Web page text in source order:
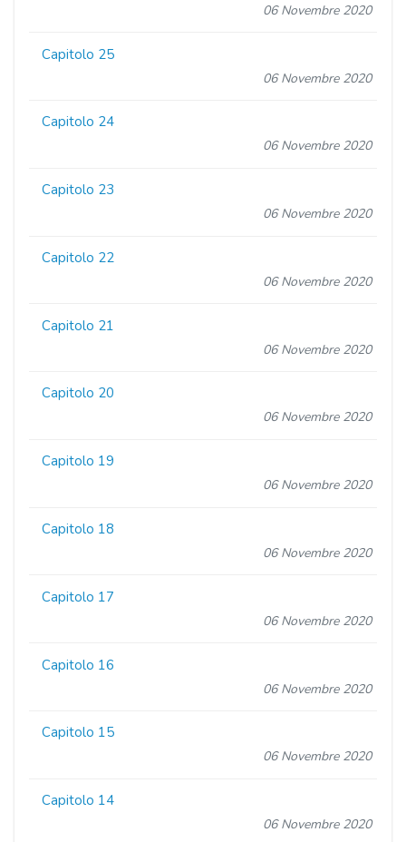
06 Novembre 2020
Capitolo 25
06 Novembre 2020
Capitolo 24
06 Novembre 2020
Capitolo 23
06 Novembre 2020
Capitolo 22
06 Novembre 2020
Capitolo 21
06 Novembre 2020
Capitolo 20
06 Novembre 2020
Capitolo 19
06 Novembre 2020
Capitolo 18
06 Novembre 2020
Capitolo 17
06 Novembre 2020
Capitolo 16
06 Novembre 2020
Capitolo 15
06 Novembre 2020
Capitolo 14
06 Novembre 2020